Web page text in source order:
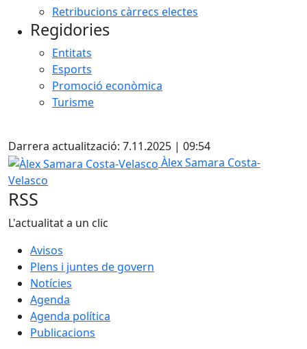
Retribucions càrrecs electes
Regidories
Entitats
Esports
Promoció econòmica
Turisme
Darrera actualització: 7.11.2025 | 09:54
Àlex Samara Costa-Velasco
Àlex Samara Costa-
Velasco
RSS
L'actualitat a un clic
Avisos
Plens i juntes de govern
Notícies
Agenda
Agenda política
Publicacions